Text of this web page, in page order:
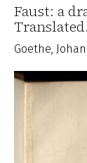
Faust: a
Goethe,